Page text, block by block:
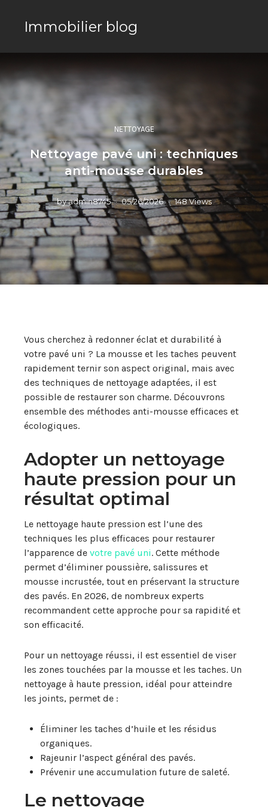
Immobilier blog
NETTOYAGE
Nettoyage pavé uni : techniques
anti-mousse durables
byadmin8745 05/26/2026 148 Views
Vous cherchez à redonner éclat et durabilité à
votre pavé uni ? La mousse et les taches peuvent
rapidement ternir son aspect original, mais avec
des techniques de nettoyage adaptées, il est
possible de restaurer son charme. Découvrons
ensemble des méthodes anti-mousse efficaces et
écologiques.
Adopter un nettoyage
haute pression pour un
résultat optimal
Le nettoyage haute pression est l’une des
techniques les plus efficaces pour restaurer
l’apparence de votre pavé uni. Cette méthode
permet d’éliminer poussière, salissures et
mousse incrustée, tout en préservant la structure
des pavés. En 2026, de nombreux experts
recommandent cette approche pour sa rapidité et
son efficacité.
Pour un nettoyage réussi, il est essentiel de viser
les zones touchées par la mousse et les taches. Un
nettoyage à haute pression, idéal pour atteindre
les joints, permet de :
Éliminer les taches d’huile et les résidus
organiques.
Rajeunir l’aspect général des pavés.
Prévenir une accumulation future de saleté.
Le nettoyage